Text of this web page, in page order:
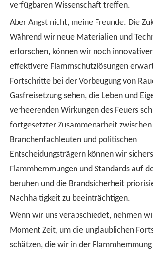
verfügbaren Wissenschaft treffen.
Aber Angst nicht, meine Freunde. Die
Während wir neue Materialien und
erforschen, können wir noch
effektivere Flammschutzlösungen
Fortschritte bei der Vorbeugung von
Gasfreisetzung sehen, die Leben und
verheerenden Wirkungen des Feuers
fortgesetzter Zusammenarbeit zwischen
Branchenfachleuten und politischen
Entscheidungsträgern können wir
Flammhemmungen und Standards auf
beruhen und die Brandsicherheit
Nachhaltigkeit zu beeinträchtigen.
Wenn wir uns verabschiedet, nehmen
Moment Zeit, um die unglaublichen
schätzen, die wir in der